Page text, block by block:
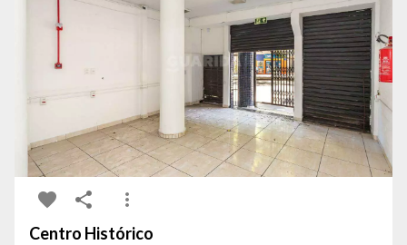
Centro Histórico